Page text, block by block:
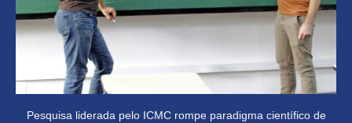
Pesquisa liderada pelo ICMC rompe paradigma científico de